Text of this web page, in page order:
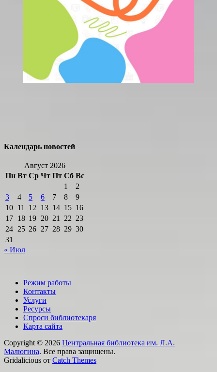
Календарь новостей
Август 2026
Пн Вт Ср Чт Пт Сб Вс
1
2
3
4 5 6 7 8
9
10 11 12 13 14 15 16
17 18 19 20 21 22 23
24 25 26 27 28 29 30
31
« Июл
Режим работы
Контакты
Услуги
Ресурсы
Спроси библиотекаря
Карта сайта
Copyright © 2026 Центральная библиотека им. Л.А.
Малюгина. Все права защищены.
Gridalicious от Catch Themes